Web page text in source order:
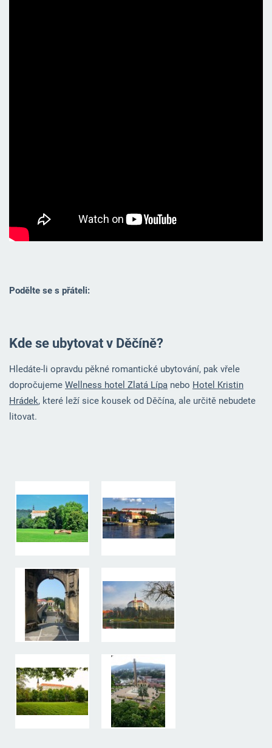
Podělte se s přáteli:
Kde se ubytovat v Děčíně?
Hledáte-li opravdu pěkné romantické ubytování, pak vřele
dopročujeme Wellness hotel Zlatá Lípanebo Hotel Kristin
Hrádek, které leží sice kousek od Děčína, ale určitě nebudete
litovat.